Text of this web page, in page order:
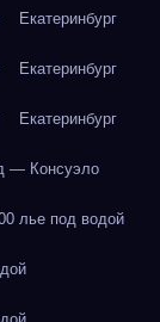
Екатеринбург
Екатеринбург
Екатеринбург
— Консуэло
лье под водой